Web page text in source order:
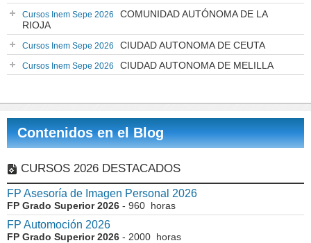
Cursos Inem Sepe 2026
COMUNIDAD AUTÓNOMA DE LA
RIOJA
Cursos Inem Sepe 2026 CIUDAD AUTONOMA DE CEUTA
Cursos Inem Sepe 2026 CIUDAD AUTONOMA DE MELILLA
Contenidos en el Blog
CURSOS 2026 DESTACADOS
FP Asesoría de Imagen Personal 2026
FP Grado Superior 2026 - 960 horas
FP Automoción 2026
FP Grado Superior 2026 - 2000 horas